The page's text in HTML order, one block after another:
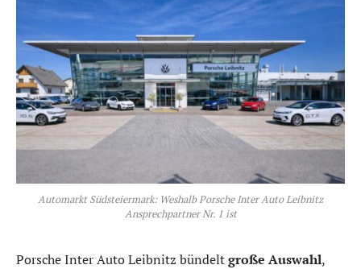
Automarkt Südsteiermark: Weshalb Porsche Inter Auto Leibnitz
Ansprechpartner Nr. 1 ist
Porsche Inter Auto Leibnitz bündeltgroße Auswahl,